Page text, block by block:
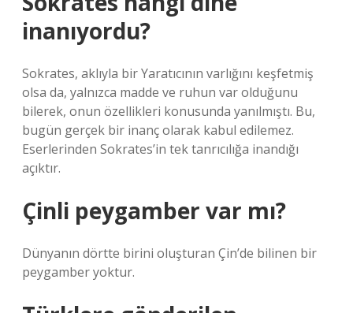
inanıyordu?
Sokrates, aklıyla bir Yaratıcının varlığını keşfetmiş
olsa da, yalnızca madde ve ruhun var olduğunu
bilerek, onun özellikleri konusunda yanılmıştı. Bu,
bugün gerçek bir inanç olarak kabul edilemez.
Eserlerinden Sokrates’in tek tanrıcılığa inandığı
açıktır.
Çinli peygamber var mı?
Dünyanın dörtte birini oluşturan Çin’de bilinen bir
peygamber yoktur.